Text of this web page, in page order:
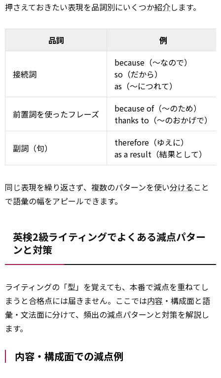
押さえておきたい表現を品詞別にいくつか紹介します。
品詞 例
接続詞
because（〜なので）
so（だから）
as（〜につれて）
前置詞を使ったフレーズ
because of（〜のため）
thanks to（〜のおかげで）
副詞（句）
therefore（ゆえに）
as a result（結果として）
同じ表現を繰り返さず、複数のパターンを使い分けること
で語彙の幅をアピールできます。
英検2級ライティングでよくある減点パター
ンと対策
ライティングの「型」を覚えても、本番で減点を重ねてし
まうと合格点には届きません。ここでは内容 ・構成面と語
彙・文法面に分けて、頻出の減点パターンと対策を解説し
ます。
内容・構成面での減点例